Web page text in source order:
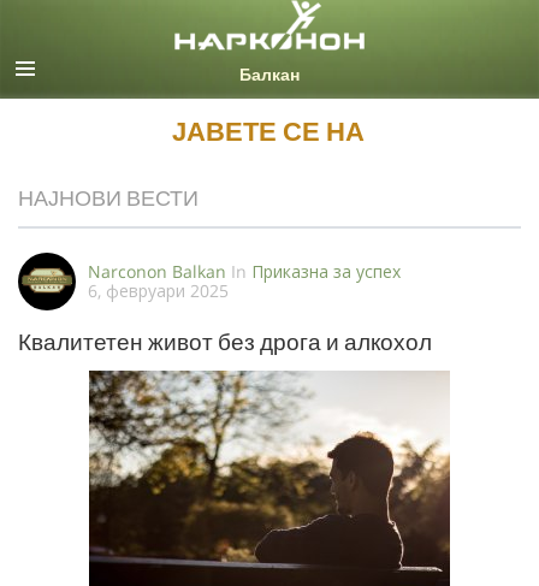
Macedonian
ЈАВЕТЕ СЕ НА
НАЈНОВИ ВЕСТИ
Narconon Balkan In Приказна за успех
6, февруари 2025
Квалитетен живот без дрога и алкохол